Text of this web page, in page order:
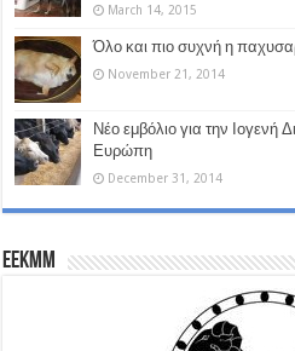
March 14, 2015
Όλο και πιο συχνή η
November 21, 2014
Νέο εμβόλιο για την Ιογενή
Ευρώπη
December 31, 2014
EEKMM